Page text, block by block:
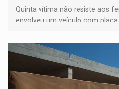
Quinta vítima não resiste aos
envolveu um veículo com placa